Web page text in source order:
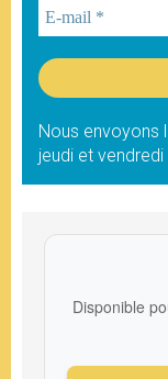
Nous envoyons
jeudi et vendredi
Disponible